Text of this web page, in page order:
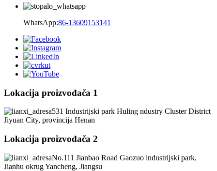
WhatsApp:86-13609153141
Lokacija proizvođača 1
531 Industrijski park Huling ndustry Cluster District
Jiyuan City, provincija Henan
Lokacija proizvođača 2
No.111 Jianbao Road Gaozuo industrijski park,
Jianhu okrug Yancheng, Jiangsu